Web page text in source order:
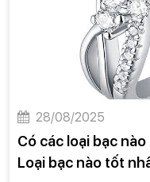
28/08/2025
Có các loại bạc
Loại bạc nào tốt